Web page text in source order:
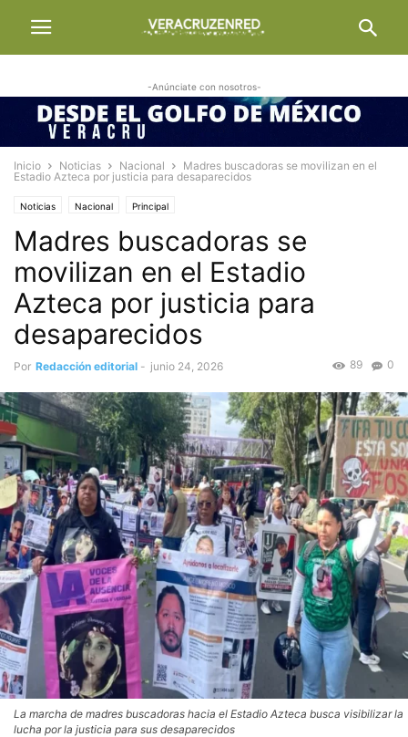
-Anúnciate con nosotros-
Inicio Noticias Nacional
Madres buscadoras se movilizan en el
Estadio Azteca por justicia para desaparecidos
Noticias Nacional Principal
Madres buscadoras se
movilizan en el Estadio
Azteca por justicia para
desaparecidos
Por Redacción editorial - junio 24, 2026 0
89
La marcha de madres buscadoras hacia el Estadio Azteca busca visibilizar la
lucha por la justicia para sus desaparecidos